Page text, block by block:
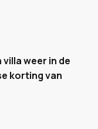
villa weer in de
korting van